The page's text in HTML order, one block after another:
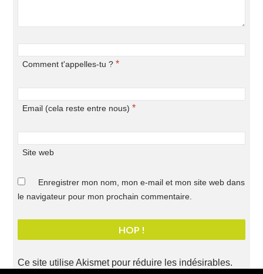
Comment t'appelles-tu ? *
Email (cela reste entre nous) *
Site web
Enregistrer mon nom, mon e-mail et mon site web dans
le navigateur pour mon prochain commentaire.
Ce site utilise Akismet pour réduire les indésirables.